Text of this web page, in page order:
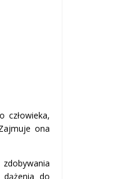
człowieka,
ona
dążenia do